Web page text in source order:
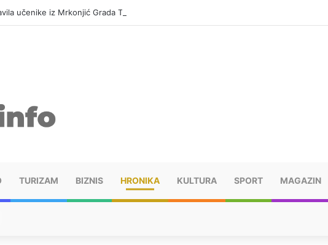
učenike iz Mrkonjić Grada Tužilaštvu u Banjaluci
TURIZAM BIZNIS HRONIKA KULTURA SPORT MAGAZIN